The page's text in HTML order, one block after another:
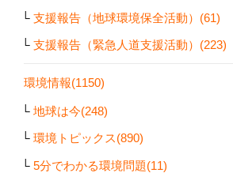
支援報告（地球環境保全活動）(61)
支援報告（緊急人道支援活動）(223)
環境情報(1150)
地球は今(248)
環境トピックス(890)
5分でわかる環境問題(11)